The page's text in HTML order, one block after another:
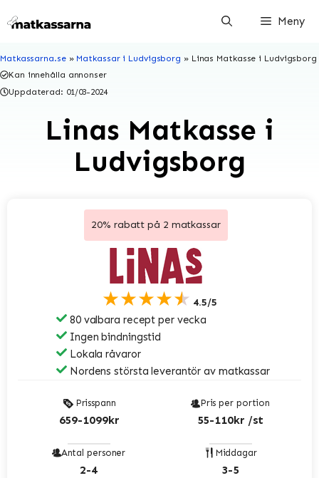
till
Meny
Matkassarna.se» Matkassar i Ludvigsborg » Linas Matkasse i Ludvigsborg
Kan innehålla annonser
Uppdaterad: 01/03-2024
Linas Matkasse i
Ludvigsborg
20% rabatt på 2 matkassar
★★★★★ 4.5/5
80 valbara recept per vecka
Ingen bindningstid
Lokala råvaror
Nordens största leverantör av matkassar
Prisspann
659-1099kr
Pris per portion
55-110kr /st
Antal personer
2-4
Middagar
3-5